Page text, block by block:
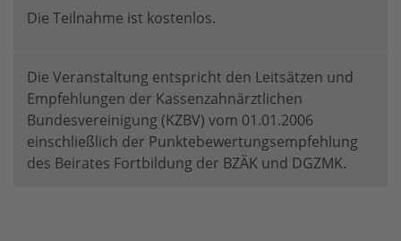
Die Teilnahme ist kostenlos.
Die Veranstaltung entspricht den Leitsätzen und
Empfehlungen der Kassenzahnärztlichen
Bundesvereinigung (KZBV) vom 01.01.2006
einschließlich der Punktebewertungsempfehlung
des Beirates Fortbildung der BZÄK und DGZMK.